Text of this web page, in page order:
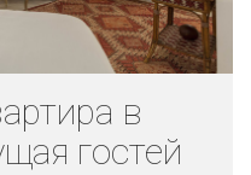
в
гостей